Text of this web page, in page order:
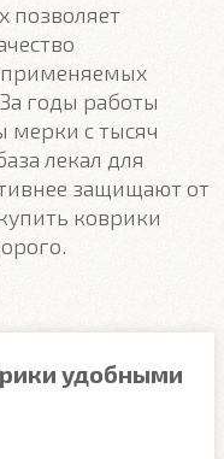
позволяет
применяемых
годы работы
мерки с тысяч
лекал для
защищают от
коврики
удобными